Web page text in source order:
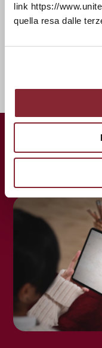
link https://
quella resa dalle
Tirocini e Job
centenaria al